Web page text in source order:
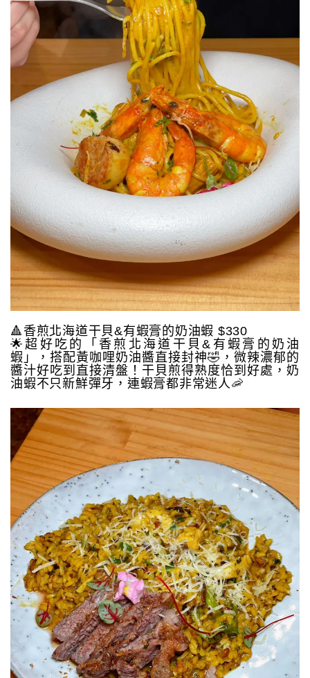
🔺香煎北海道干貝&有蝦膏的奶油蝦 $330
🌟超好吃的「香煎北海道干貝&有蝦膏的奶油
蝦」，搭配黃咖哩奶油醬直接封神🤣，微辣濃郁的
醬汁好吃到直接清盤！干貝煎得熟度恰到好處，奶
油蝦不只新鮮彈牙，連蝦膏都非常迷人🦐